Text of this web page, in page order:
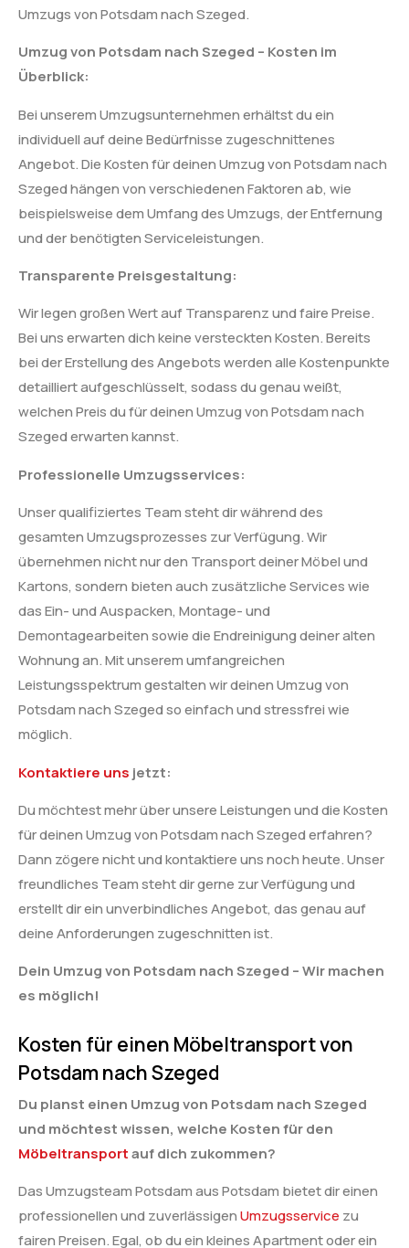
Umzugs von Potsdam nach Szeged.
Umzug von Potsdam nach Szeged – Kosten im
Überblick:
Bei unserem Umzugsunternehmen erhältst du ein
individuell auf deine Bedürfnisse zugeschnittenes
Angebot. Die Kosten für deinen Umzug von Potsdam nach
Szeged hängen von verschiedenen Faktoren ab, wie
beispielsweise dem Umfang des Umzugs, der Entfernung
und der benötigten Serviceleistungen.
Transparente Preisgestaltung:
Wir legen großen Wert auf Transparenz und faire Preise.
Bei uns erwarten dich keine versteckten Kosten. Bereits
bei der Erstellung des Angebots werden alle Kostenpunkte
detailliert aufgeschlüsselt, sodass du genau weißt,
welchen Preis du für deinen Umzug von Potsdam nach
Szeged erwarten kannst.
Professionelle Umzugsservices:
Unser qualifiziertes Team steht dir während des
gesamten Umzugsprozesses zur Verfügung. Wir
übernehmen nicht nur den Transport deiner Möbel und
Kartons, sondern bieten auch zusätzliche Services wie
das Ein- und Auspacken, Montage- und
Demontagearbeiten sowie die Endreinigung deiner alten
Wohnung an. Mit unserem umfangreichen
Leistungsspektrum gestalten wir deinen Umzug von
Potsdam nach Szeged so einfach und stressfrei wie
möglich.
Kontaktiere uns jetzt:
Du möchtest mehr über unsere Leistungen und die Kosten
für deinen Umzug von Potsdam nach Szeged erfahren?
Dann zögere nicht und kontaktiere uns noch heute. Unser
freundliches Team steht dir gerne zur Verfügung und
erstellt dir ein unverbindliches Angebot, das genau auf
deine Anforderungen zugeschnitten ist.
Dein Umzug von Potsdam nach Szeged – Wir machen
es möglich!
Kosten für einen Möbeltransport von
Potsdam nach Szeged
Du planst einen Umzug von Potsdam nach Szeged
und möchtest wissen, welche Kosten für den
Möbeltransportauf dich zukommen?
Das Umzugsteam Potsdam aus Potsdam bietet dir einen
professionellen und zuverlässigenUmzugsservice zu
fairen Preisen. Egal, ob du ein kleines Apartment oder ein